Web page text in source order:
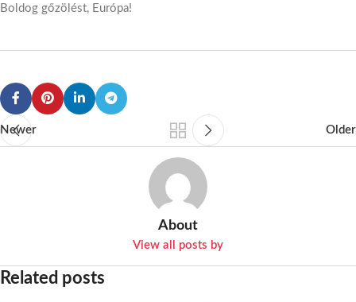
Boldog gőzölést, Európa!
Newer Older
About
View all posts by
Related posts